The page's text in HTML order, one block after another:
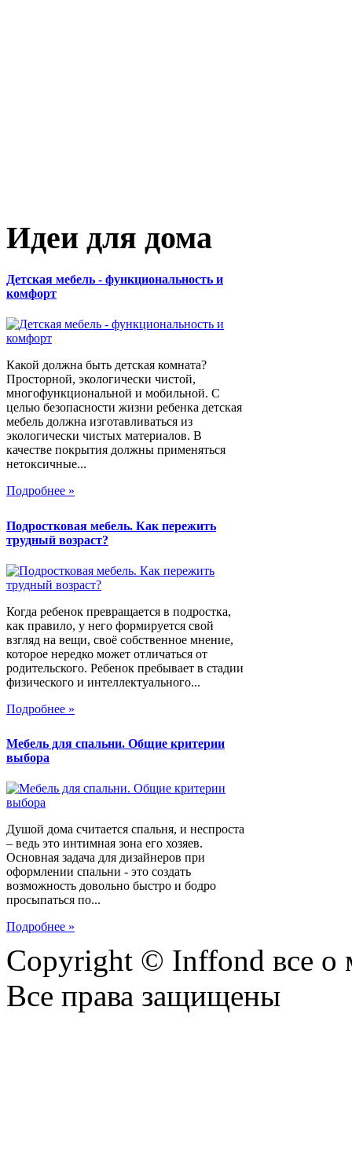
Идеи для дома
Детская мебель - функциональность и
комфорт
Какой должна быть детская комната?
Просторной, экологически чистой,
многофункциональной и мобильной. С
целью безопасности жизни ребенка детская
мебель должна изготавливаться из
экологически чистых материалов. В
качестве покрытия должны применяться
нетоксичные...
Подробнее »
Подростковая мебель. Как пережить
трудный возраст?
Когда ребенок превращается в подростка,
как правило, у него формируется свой
взгляд на вещи, своё собственное мнение,
которое нередко может отличаться от
родительского. Ребенок пребывает в стадии
физического и интеллектуального...
Подробнее »
Мебель для спальни. Общие критерии
выбора
Душой дома считается спальня, и неспроста
– ведь это интимная зона его хозяев.
Основная задача для дизайнеров при
оформлении спальни - это создать
возможность довольно быстро и бодро
просыпаться по...
Подробнее »
Copyright © Inffond все о
Все права защищены